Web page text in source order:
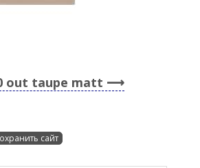
out taupe matt
сайт